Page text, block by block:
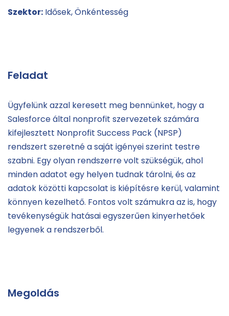
Szektor: Idősek, Önkéntesség
Feladat
Ügyfelünk azzal keresett meg bennünket, hogy a
Salesforce által nonprofit szervezetek számára
kifejlesztett Nonprofit Success Pack (NPSP)
rendszert szeretné a saját igényei szerint testre
szabni. Egy olyan rendszerre volt szükségük, ahol
minden adatot egy helyen tudnak tárolni, és az
adatok közötti kapcsolat is kiépítésre kerül, valamint
könnyen kezelhető. Fontos volt számukra az is, hogy
tevékenységük hatásai egyszerűen kinyerhetőek
legyenek a rendszerből.
Megoldás